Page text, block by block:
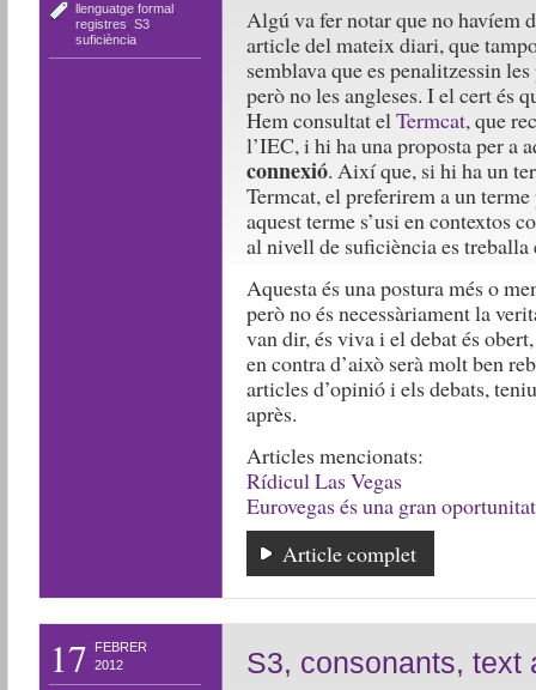
llenguatge formal,
registres S3,
suficiència
Algú va fer notar que no havíem
article del mateix diari, que
semblava que es penalitzessin
però no les angleses. I el cert és
Hem consultat elTermcat, que
l’IEC, i hi ha una proposta per a
connexió. Així que, si hi ha un
Termcat, el preferirem a un
aquest terme s’usi en contextos
al nivell de suficiència es
Aquesta és una postura més o
però no és necessàriament la
van dir, és viva i el debat és
en contra d’això serà molt ben
articles d’opinió i els debats,
après.
Articles mencionats:
Rídicul Las Vegas
Eurovegas és una gran oportunitat
Article complet
17
FEBRER
2012
S3, consonants, text